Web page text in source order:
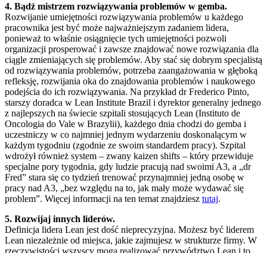
4. Bądź mistrzem rozwiązywania problemów w gemba.
Rozwijanie umiejętności rozwiązywania problemów u każdego
pracownika jest być może najważniejszym zadaniem lidera,
ponieważ to właśnie osiągnięcie tych umiejętności pozwoli
organizacji prosperować i zawsze znajdować nowe rozwiązania dla
ciągle zmieniających się problemów. Aby stać się dobrym specjalistą
od rozwiązywania problemów, potrzeba zaangażowania w głęboką
refleksję, rozwijania oka do znajdowania problemów i naukowego
podejścia do ich rozwiązywania. Na przykład dr Frederico Pinto,
starszy doradca w Lean Institute Brazil i dyrektor generalny jednego
z najlepszych na świecie szpitali stosujących Lean (Instituto de
Oncologia do Vale w Brazylii), każdego dnia chodzi do gemba i
uczestniczy w co najmniej jednym wydarzeniu doskonalącym w
każdym tygodniu (zgodnie ze swoim standardem pracy). Szpital
wdrożył również system – zwany kaizen shifts – który przewiduje
specjalne pory tygodnia, gdy ludzie pracują nad swoimi A3, a „dr
Fred” stara się co tydzień trenować przynajmniej jedną osobę w
pracy nad A3, „bez względu na to, jak mały może wydawać się
problem”. Więcej informacji na ten temat znajdziesz tutaj.
5. Rozwijaj innych liderów.
Definicja lidera Lean jest dość nieprecyzyjna. Możesz być liderem
Lean niezależnie od miejsca, jakie zajmujesz w strukturze firmy. W
rzeczywistości wszyscy mogą realizować przywództwo Lean i to